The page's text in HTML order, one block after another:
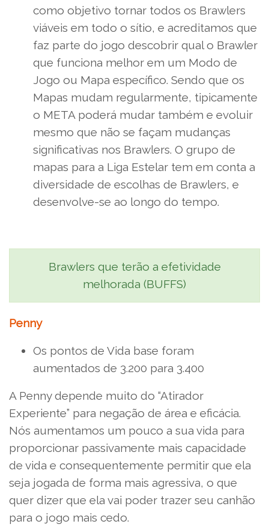
como objetivo tornar todos os Brawlers
viáveis em todo o sítio, e acreditamos que
faz parte do jogo descobrir qual o Brawler
que funciona melhor em um Modo de
Jogo ou Mapa específico. Sendo que os
Mapas mudam regularmente, tipicamente
o META poderá mudar também e evoluir
mesmo que não se façam mudanças
significativas nos Brawlers. O grupo de
mapas para a Liga Estelar tem em conta a
diversidade de escolhas de Brawlers, e
desenvolve-se ao longo do tempo.
Brawlers que terão a efetividade
melhorada (BUFFS)
Penny
Os pontos de Vida base foram
aumentados de 3.200 para 3.400
A Penny depende muito do “Atirador
Experiente” para negação de área e eficácia.
Nós aumentamos um pouco a sua vida para
proporcionar passivamente mais capacidade
de vida e consequentemente permitir que ela
seja jogada de forma mais agressiva, o que
quer dizer que ela vai poder trazer seu canhão
para o jogo mais cedo.